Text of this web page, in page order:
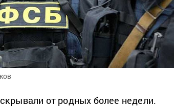
от родных более недели.